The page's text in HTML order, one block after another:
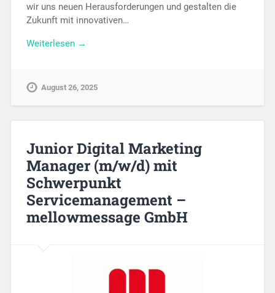
wir uns neuen Herausforderungen und gestalten die
Zukunft mit innovativen…
Weiterlesen →
August 26, 2025
Junior Digital Marketing
Manager (m/w/d) mit
Schwerpunkt
Servicemanagement –
mellowmessage GmbH